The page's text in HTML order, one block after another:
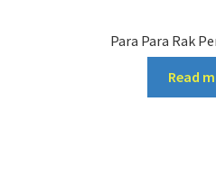
Para Para Rak
Read